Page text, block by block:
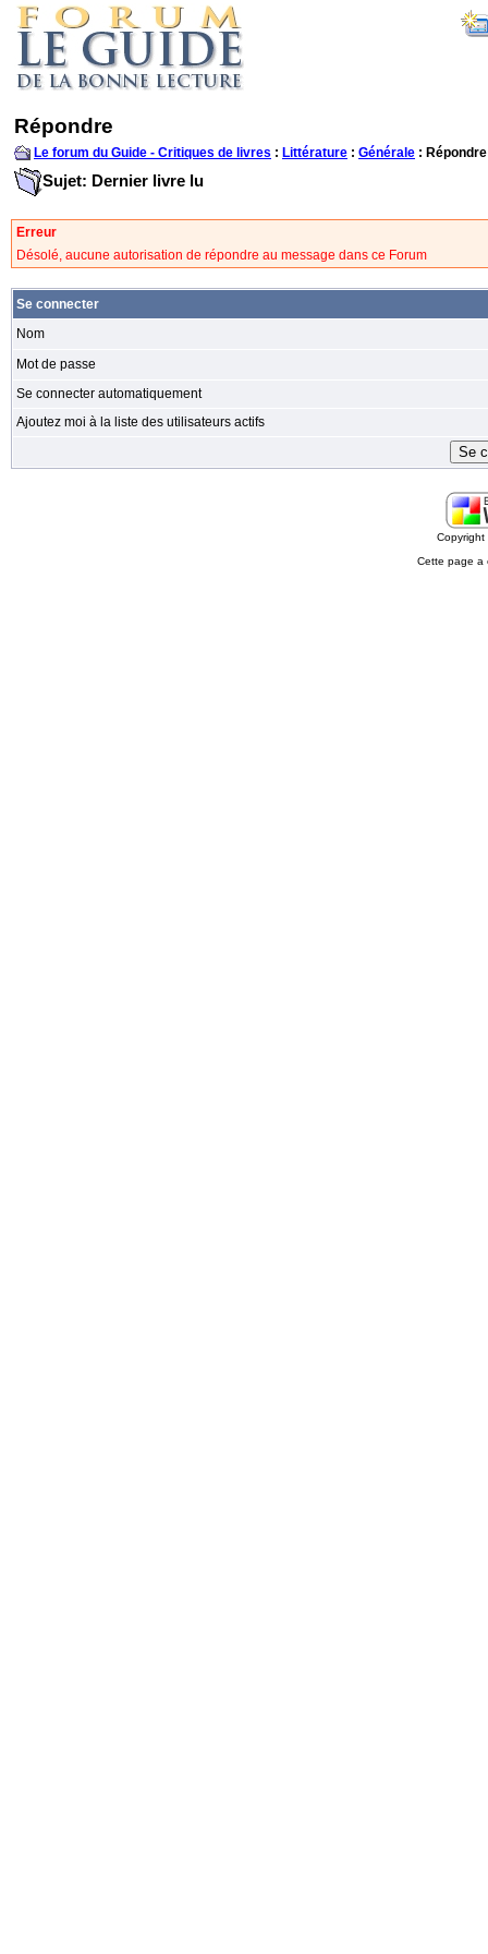
Répondre
Le forum du Guide - Critiques de livres : Littérature : Générale : Répondre
Sujet: Dernier livre lu
Erreur
Désolé, aucune autorisation de répondre au message dans ce Forum
Se connecter
Nom
Mot de passe
Se connecter automatiquement
Ajoutez moi à la liste des utilisateurs actifs
Cette page a